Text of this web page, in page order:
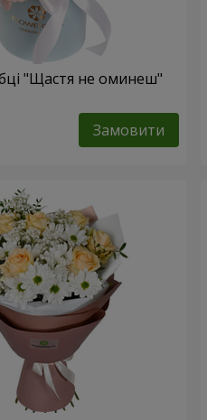
"Щастя не оминеш"
Замовити